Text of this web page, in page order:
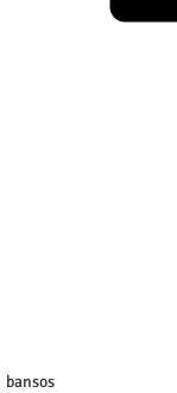
bansos